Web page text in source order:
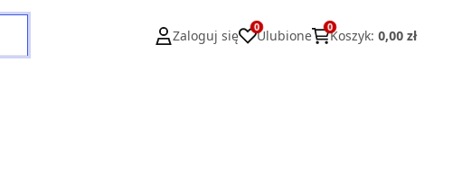
Zaloguj się
0
Ulubione
0
Koszyk: 0,00 zł